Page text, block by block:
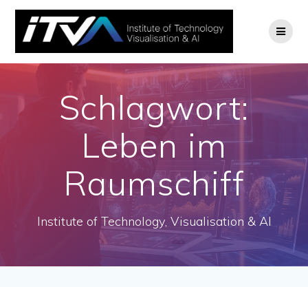
Zum
Inhalt
springen
Schlagwort:
Leben im
Raumschiff
Institute of Technology, Visualisation & AI